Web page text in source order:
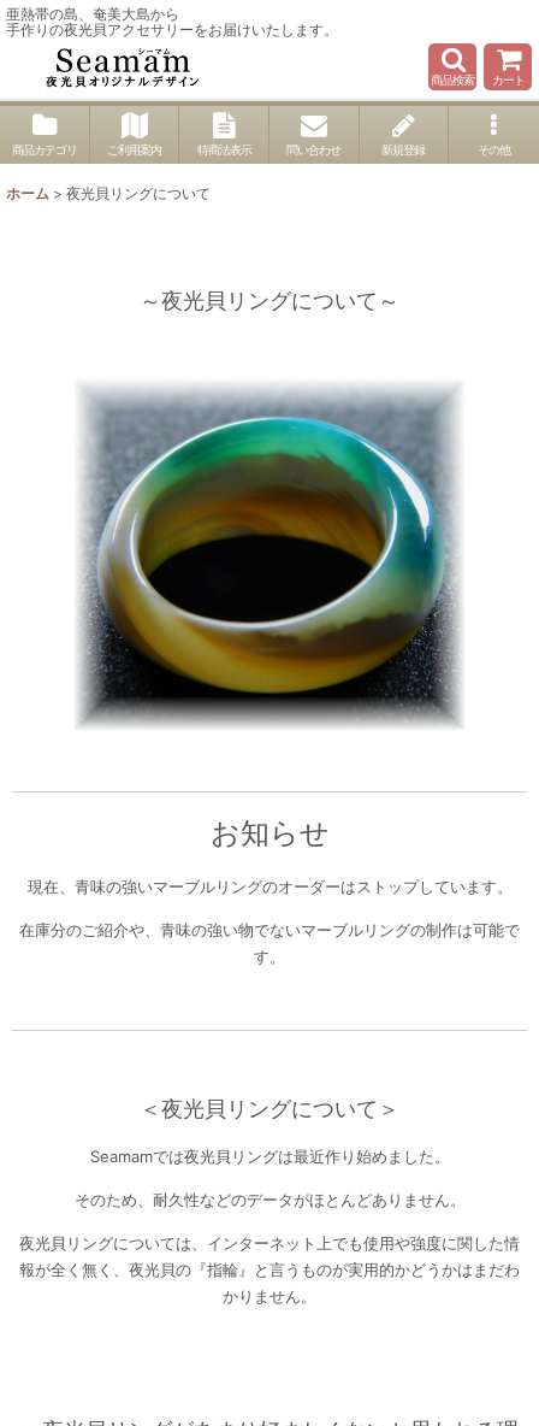
亜熱帯の島、奄美大島から
手作りの夜光貝アクセサリーをお届けいたします。
商品検索 カート
商品カテゴリ ご利用案内 特商法表示 問い合わせ 新規登録 その他
ホーム > 夜光貝リングについて
～夜光貝リングについて～
お知らせ
現在、青味の強いマーブルリングのオーダーはストップしています。
在庫分のご紹介や、青味の強い物でないマーブルリングの制作は可能で
す。
＜夜光貝リングについて＞
Seamamでは夜光貝リングは最近作り始めました。
そのため、耐久性などのデータがほとんどありません。
夜光貝リングについては、インターネット上でも使用や強度に関した情
報が全く無く、夜光貝の『指輪』と言うものが実用的かどうかはまだわ
かりません。